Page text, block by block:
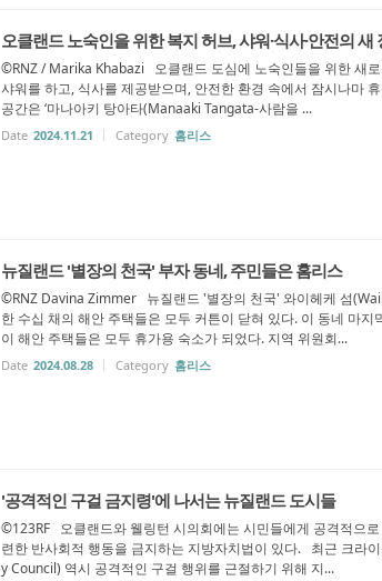
오클랜드 노숙인을 위한 복지 허브, 샤워·식사·안전의 새
©RNZ / Marika Khabazi 오클랜드 도심에 노숙인들을 위한 새
샤워를 하고, 식사를 제공받으며, 안전한 환경 속에서 잠시나마
공간은 ‘마나아키 탕아타(Manaaki Tangata-사람을 ...
Date 2024.11.21 Category 홈리스
뉴질랜드 '별장의 천국' 부자 동네, 주민들은 홈리스
©RNZ Davina Zimmer 뉴질랜드 '별장의 천국' 와이헤케 섬
한 수십 채의 해안 주택들은 모두 커튼이 닫혀 있다. 이 동네 마
이 해안 주택들은 모두 휴가용 숙소가 되었다. 지역 위원회...
Date 2024.08.28 Category 홈리스
'공격적인 구걸 금지령'에 나서는 뉴질랜드 도시들
©123RF 오클랜드와 웰링턴 시의회에는 시민들에게 공격적으
련한 반사회적 행동을 금지하는 지방자치법이 있다. 최근 크라
y Council) 역시 공격적인 구걸 행위를 근절하기 위해 지...